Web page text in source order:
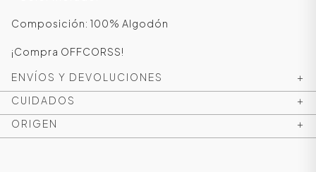
Composición: 100% Algodón
¡Compra OFFCORSS!
ENVÍOS Y DEVOLUCIONES
+
CUIDADOS
+
ORIGEN
+